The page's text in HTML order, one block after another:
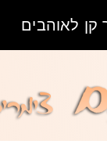
קן לאוהבים